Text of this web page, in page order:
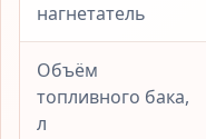
нагнетатель
Объём
топливного бака,
л